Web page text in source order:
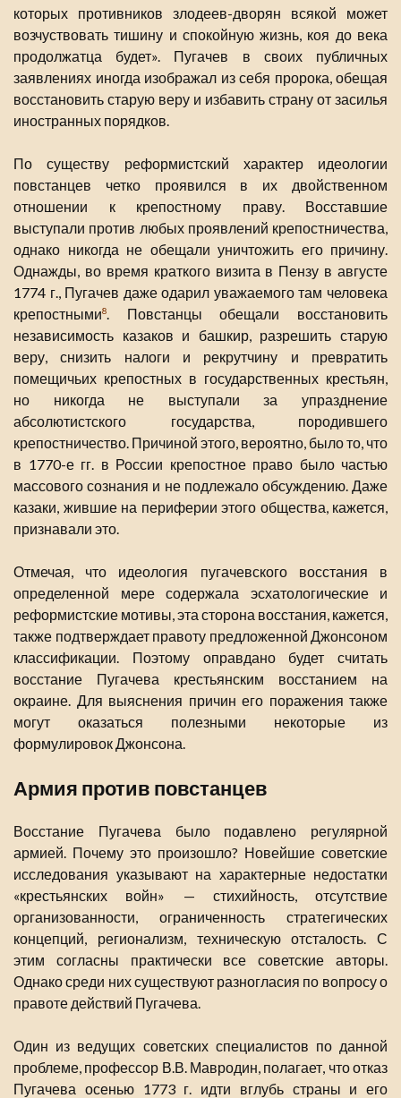
которых противников злодеев-дворян всякой может
возчуствовать тишину и спокойную жизнь, коя до века
продолжатца будет». Пугачев в своих публичных
заявлениях иногда изображал из себя пророка, обещая
восстановить старую веру и избавить страну от засилья
иностранных порядков.
По существу реформистский характер идеологии
повстанцев четко проявился в их двойственном
отношении к крепостному праву. Восставшие
выступали против любых проявлений крепостничества,
однако никогда не обещали уничтожить его причину.
Однажды, во время краткого визита в Пензу в августе
1774 г., Пугачев даже одарил уважаемого там человека
крепостными8. Повстанцы обещали восстановить
независимость казаков и башкир, разрешить старую
веру, снизить налоги и рекрутчину и превратить
помещичьих крепостных в государственных крестьян,
но никогда не выступали за упразднение
абсолютистского государства, породившего
крепостничество. Причиной этого, вероятно, было то, что
в 1770-е гг. в России крепостное право было частью
массового сознания и не подлежало обсуждению. Даже
казаки, жившие на периферии этого общества, кажется,
признавали это.
Отмечая, что идеология пугачевского восстания в
определенной мере содержала эсхатологические и
реформистские мотивы, эта сторона восстания, кажется,
также подтверждает правоту предложенной Джонсоном
классификации. Поэтому оправдано будет считать
восстание Пугачева крестьянским восстанием на
окраине. Для выяснения причин его поражения также
могут оказаться полезными некоторые из
формулировок Джонсона.
Армия против повстанцев
Восстание Пугачева было подавлено регулярной
армией. Почему это произошло? Новейшие советские
исследования указывают на характерные недостатки
«крестьянских войн» — стихийность, отсутствие
организованности, ограниченность стратегических
концепций, регионализм, техническую отсталость. С
этим согласны практически все советские авторы.
Однако среди них существуют разногласия по вопросу о
правоте действий Пугачева.
Один из ведущих советских специалистов по данной
проблеме, профессор В.В. Мавродин, полагает, что отказ
Пугачева осенью 1773 г. идти вглубь страны и его